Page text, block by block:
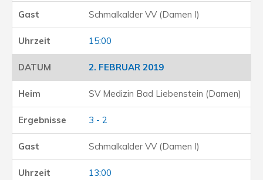
Schmalkalder VV (Damen I)
15:00
2. FEBRUAR 2019
SV Medizin Bad Liebenstein (Damen)
3 - 2
Schmalkalder VV (Damen I)
13:00